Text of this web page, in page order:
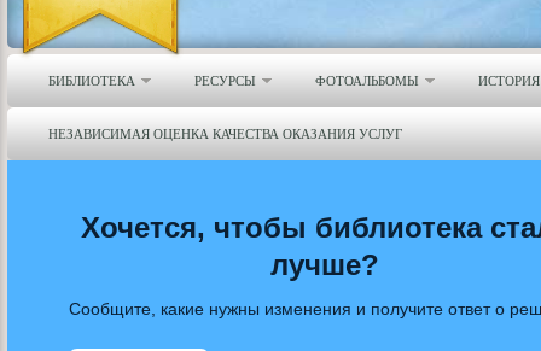
БИБЛИОТЕКА РЕСУРСЫ ФОТОАЛЬБОМЫ
НЕЗАВИСИМАЯ ОЦЕНКА КАЧЕСТВА ОКАЗАНИЯ УСЛУГ
Хочется, чтобы библиотека
лучше?
Сообщите, какие нужны изменения и получите ответ о